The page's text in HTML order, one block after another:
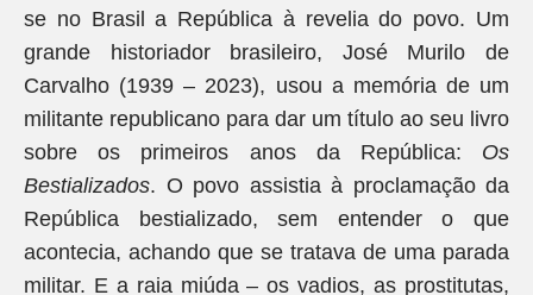
se no Brasil a República à revelia do povo. Um
grande historiador brasileiro, José Murilo de
Carvalho (1939 – 2023), usou a memória de um
militante republicano para dar um título ao seu livro
sobre os primeiros anos da República: Os
Bestializados. O povo assistia à proclamação da
República bestializado, sem entender o que
acontecia, achando que se tratava de uma parada
militar. E a raia miúda – os vadios, as prostitutas,